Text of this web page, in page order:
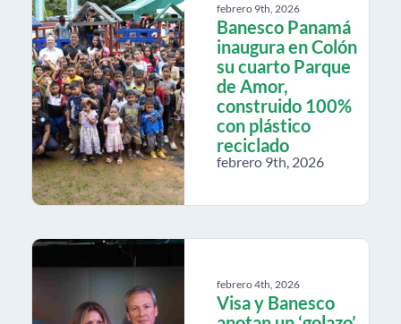
febrero 9th, 2026
Banesco Panamá
inaugura en Colón
su cuarto Parque
de Amor,
construido 100%
con plástico
reciclado
febrero 9th, 2026
febrero 4th, 2026
Visa y Banesco